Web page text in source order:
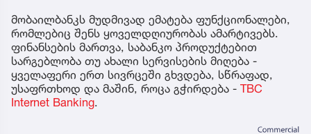
მობაილბანკს მუდმივად ემატება ფუნქციონალები,
რომლებიც შენს ყოველდღიურობას ამარტივებს.
ფინანსების მართვა, საბანკო პროდუქტებით
სარგებლობა თუ ახალი სერვისების მიღება -
ყველაფერი ერთ სივრცეში გხვდება, სწრაფად,
უსაფრთხოდ და მაშინ, როცა გჭირდება - TBC
Internet Banking.